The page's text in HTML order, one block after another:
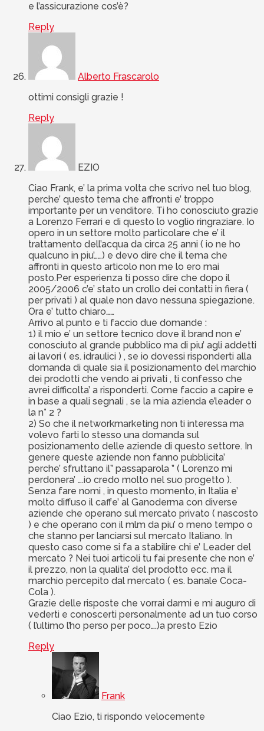
e l’assicurazione cos’è?
Reply
Alberto Frascarolo
ottimi consigli grazie !
Reply
EZIO
Ciao Frank, e’ la prima volta che scrivo nel tuo blog,
perche’ questo tema che affronti e’ troppo
importante per un venditore. Ti ho conosciuto grazie
a Lorenzo Ferrari e di questo lo voglio ringraziare. Io
opero in un settore molto particolare che e’ il
trattamento dell’acqua da circa 25 anni ( io ne ho
qualcuno in piu’……) e devo dire che il tema che
affronti in questo articolo non me lo ero mai
posto.Per esperienza ti posso dire che dopo il
2005/2006 c’e’ stato un crollo dei contatti in fiera (
per privati ) al quale non davo nessuna spiegazione.
Ora e’ tutto chiaro……
Arrivo al punto e ti faccio due domande :
1) il mio e’ un settore tecnico dove il brand non e’
conosciuto al grande pubblico ma di piu’ agli addetti
ai lavori ( es. idraulici ) , se io dovessi risponderti alla
domanda di quale sia il posizionamento del marchio
dei prodotti che vendo ai privati , ti confesso che
avrei difficolta’ a risponderti. Come faccio a capire e
in base a quali segnali , se la mia azienda e’leader o
la n° 2 ?
2) So che il networkmarketing non ti interessa ma
volevo farti lo stesso una domanda sul
posizionamento delle aziende di questo settore. In
genere queste aziende non fanno pubblicita’
perche’ sfruttano il” passaparola ” ( Lorenzo mi
perdonera’ ….io credo molto nel suo progetto ).
Senza fare nomi , in questo momento, in Italia e’
molto diffuso il caffe’ al Ganoderma con diverse
aziende che operano sul mercato privato ( nascosto
) e che operano con il mlm da piu’ o meno tempo o
che stanno per lanciarsi sul mercato Italiano. In
questo caso come si fa a stabilire chi e’ Leader del
mercato ? Nei tuoi articoli tu fai presente che non e’
il prezzo, non la qualita’ del prodotto ecc. ma il
marchio percepito dal mercato ( es. banale Coca-
Cola ).
Grazie delle risposte che vorrai darmi e mi auguro di
vederti e conoscerti personalmente ad un tuo corso
( l’ultimo l’ho perso per poco….)a presto Ezio
Reply
Frank
Ciao Ezio, ti rispondo velocemente